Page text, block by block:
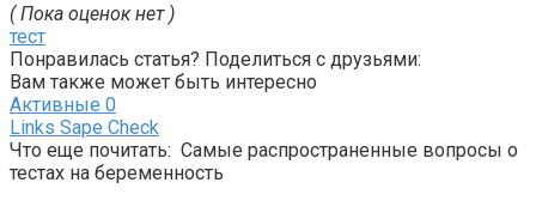
( Пока оценок нет )
тест
Понравилась статья? Поделиться с друзьями:
Вам также может быть интересно
Активные 0
Links Sape Check
Что еще почитать: Самые распространенные вопросы о
тестах на беременность